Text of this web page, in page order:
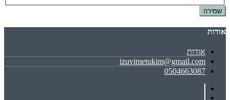
שמירה
אודות
אודות
izuvimetukim@gmail.com
0504663087